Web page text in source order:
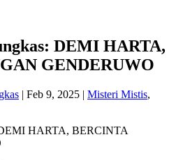
DEMI HARTA,
GENDERUWO
| Feb 9, 2025 | Misteri Mistis,